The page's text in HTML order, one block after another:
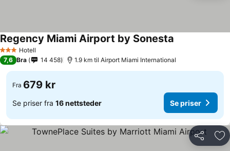
3 StjernerHotell
Regency Miami Airport by Sonesta
7,6 Bra 14 458 1.9 km til Airport Miami International
Fra 679 kr
Se priser fra 16 nettsteder Se priser
Del